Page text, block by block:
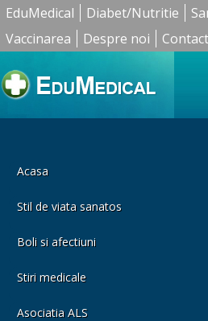
EduMedical Diabet/Nutritie
Vaccinarea
Despre noi Contact
Acasa
Stil de viata sanatos
Boli si afectiuni
Stiri medicale
Asociatia ALS